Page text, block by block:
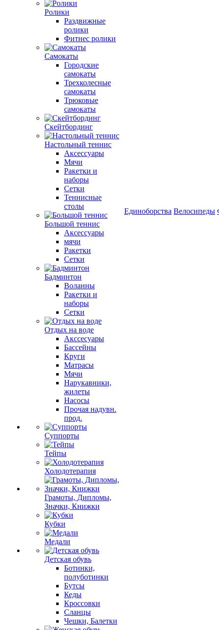
Ролики
Раздвижные
ролики
Фитнес ролики
Самокаты
Городские
самокаты
Трехколесные
самокаты
Трюковые
самокаты
Скейтбординг
Настольный теннис
Аксессуары
Мячи
Ракетки и
наборы
Сетки
Теннисные
столы
Большой теннис
Аксессуары
мячи
Ракетки
Сетки
Бадминтон
Воланны
Ракетки и
наборы
Сетки
Отдых на воде
Акссесуары
Бассейны
Круги
Матрасы
Мячи
Нарукавники,
жилеты
Насосы
Прочая надувн.
прод.
Суппорты
Тейпы
Холодотерапия
Грамоты, Дипломы,
Значки, Книжки
Кубки
Медали
Детская обувь
Ботинки,
полуботинки
Бутсы
Кеды
Кроссовки
Сланцы
Чешки, Балетки
Единоборства Велосипеды